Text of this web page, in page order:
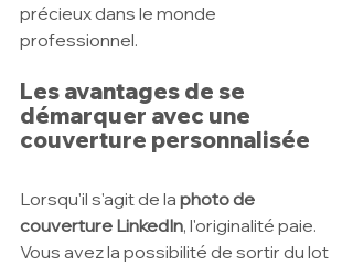
précieux dans le monde
professionnel.
Les avantages de se
démarquer avec une
couverture personnalisée
Lorsqu'il s'agit de la photo de
couverture LinkedIn, l'originalité paie.
Vous avez la possibilité de sortir du lot